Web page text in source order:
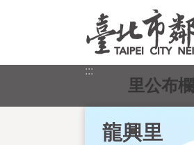
:::
龍興里
里公布欄